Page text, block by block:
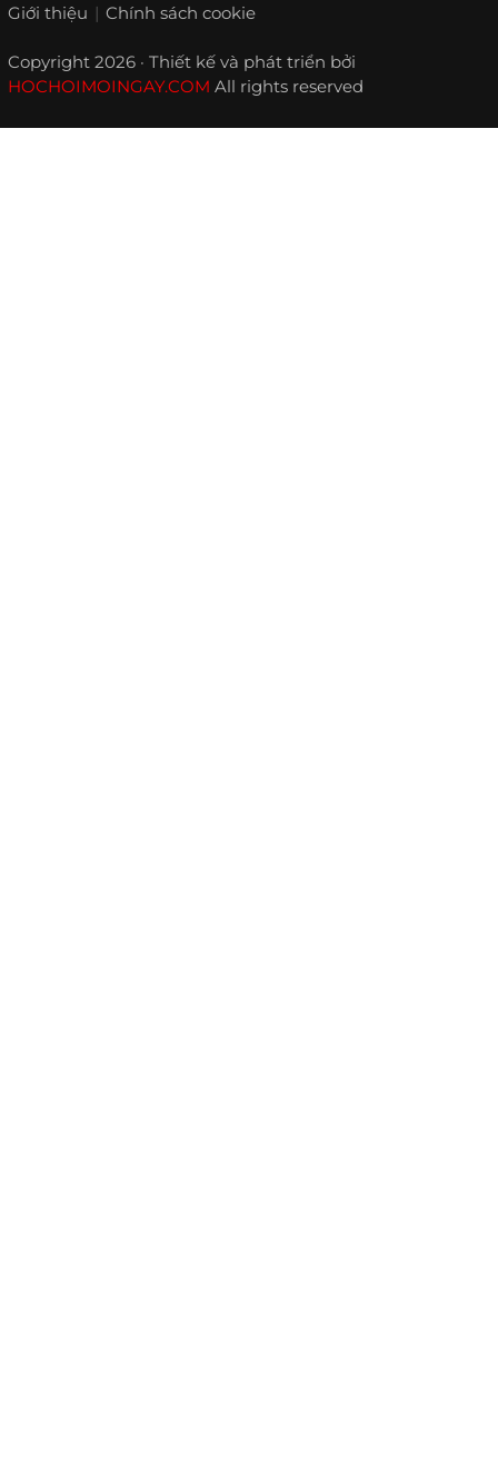
Giới thiệu Chính sách cookie
Copyright 2026 · Thiết kế và phát triển bởi
HOCHOIMOINGAY.COM All rights reserved